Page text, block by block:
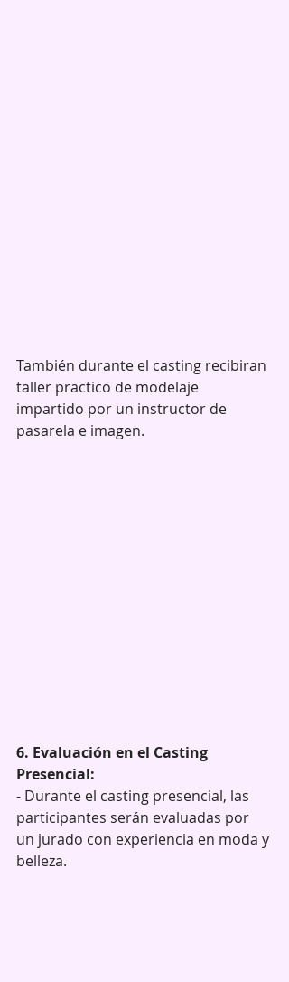
También durante el casting recibiran
taller practico de modelaje
impartido por un instructor de
pasarela e imagen.
6. Evaluación en el Casting
Presencial:
- Durante el casting presencial, las
participantes serán evaluadas por
un jurado con experiencia en moda y
belleza.